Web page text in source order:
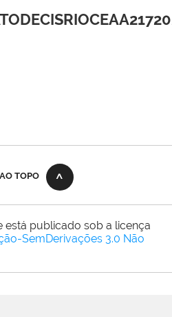
TOPO
está publicado sob a licença
SemDerivações 3.0 Não